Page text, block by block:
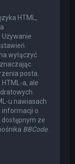
HTML,
wyłączyć
posta.
a, ale
u nawiasach
informacji o
dostępnym ze
BBCode.